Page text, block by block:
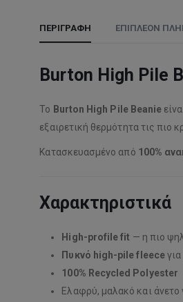
ΠΕΡΙΓΡΑΦΉ ΕΠΙΠΛΈΟΝ
Burton High Pile
Το Burton High Pile Beanie
εξαιρετική θερμότητα τις πιο
Κατασκευασμένο από 100%
Χαρακτηριστικά
High-profile fit — η πιο
Πυκνό high-pile fleeceγια
100% Recycled Polyester
Ελαφρύ, μαλακό και άνετο